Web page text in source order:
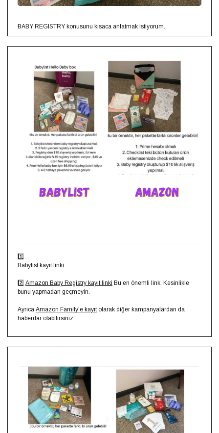
BABY REGISTRY konusunu kısaca anlatmak istiyorum.⁣⁣ ⁣⁣
⁣⁣1️⃣
Babylist kayıt linki
2️⃣ Amazon Baby Registry kayıt linki Bu en önemli link. Kesinlikle
bunu yapmadan geçmeyin.⁣⁣
Ayrıca Amazon Family'e kayıtolarak diğer kampanyalardan da
haberdar olabilirsiniz.